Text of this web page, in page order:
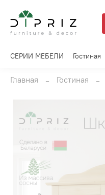
СЕРИИ МЕБЕЛИ Гостиная
Главная Гостиная